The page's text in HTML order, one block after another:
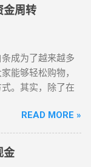
最有效的方式，
也需要了解其中
，可以在京东商
条额度变现成现
特殊的电商手段
网金融监管的加
法和技巧自然成
式 通过京东商城
套现的常见方法
金周转
成为了越来越多
能够轻松购物，
。其实，除了在
天，我们就来详
"，在不违背规则的
概念 很多人可能
说，京东白条是
READ MORE »
金